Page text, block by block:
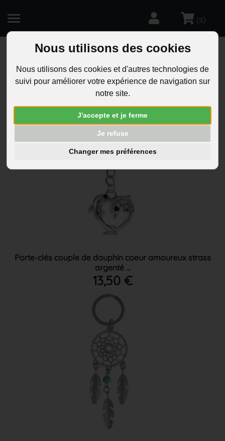
Nous utilisons des cookies
Nous utilisons des cookies et d'autres technologies de
suivi pour améliorer votre expérience de navigation sur
notre site.
J'accepte et je ferme
Je refuse
Changer mes préférences
(0)
Porte-clés couple de dauphin coeur amoureux strass
argenté ...
13,50 €